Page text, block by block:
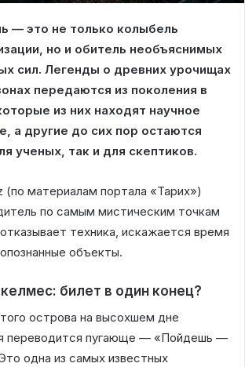
— это не только колыбель
но и обитель необъяснимых
сил. Легенды о древних урочищах
передаются из поколения в
из них находят научное
а другие до сих пор остаются
ученых, так и для скептиков.
(по материалам портала «Тарих»)
по самым мистическим точкам
техника, искажается время
объекты.
билет в один конец?
острова на высохшем дне
переводится пугающе — «Пойдешь —
одна из самых известных